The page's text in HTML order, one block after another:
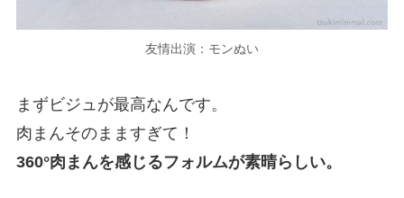
友情出演：モンぬい
まずビジュが最高なんです。
肉まんそのまますぎて！
360°肉まんを感じるフォルムが素晴らしい。